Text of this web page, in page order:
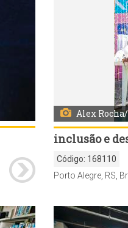
Alex
inclusão e
Código: 168110